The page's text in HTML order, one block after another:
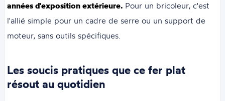
années d'exposition extérieure. Pour un bricoleur, c'est
l'allié simple pour un cadre de serre ou un support de
moteur, sans outils spécifiques.
Les soucis pratiques que ce fer plat
résout au quotidien